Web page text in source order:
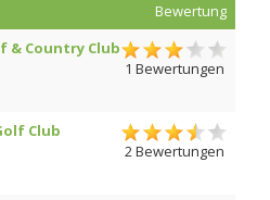
Bewertung
& Country Club
1 Bewertungen
Club
2 Bewertungen